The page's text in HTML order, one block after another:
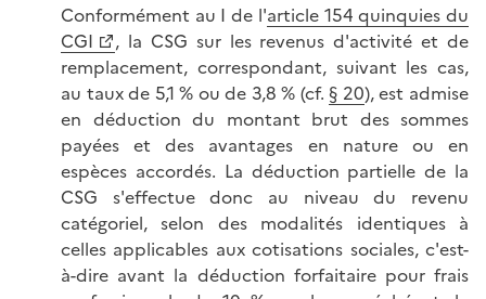
Conformément au I de l'article 154 quinquies du
CGI
, la CSG sur les revenus d'activité et de
remplacement, correspondant, suivant les cas,
au taux de 5,1 % ou de 3,8 % (cf.§ 20), est admise
en déduction du montant brut des sommes
payées et des avantages en nature ou en
espèces accordés. La déduction partielle de la
CSG s'effectue donc au niveau du revenu
catégoriel, selon des modalités identiques à
celles applicables aux cotisations sociales, c'est-
à-dire avant la déduction forfaitaire pour frais